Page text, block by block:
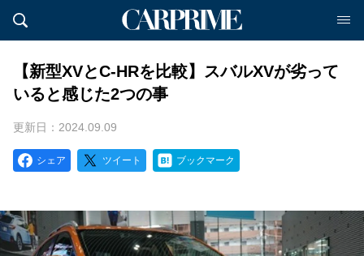
【新型XVとC-HRを比較】スバルXVが劣って
いると感じた2つの事
更新日：2024.09.09
シェア ツイート ブックマーク